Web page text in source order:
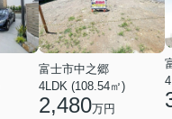
富士市中之郷
4LDK (108.54㎡)
2,480万円